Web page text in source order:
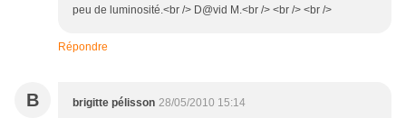
peu de luminosité.<br /> D@vid M.<br /> <br /> <br />
Répondre
B brigitte pélisson 28/05/2010 15:14